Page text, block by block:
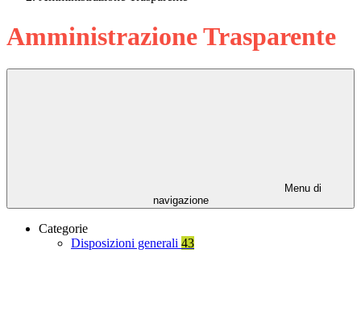
Amministrazione Trasparente
Menu di
navigazione
Categorie
Disposizioni generali 43